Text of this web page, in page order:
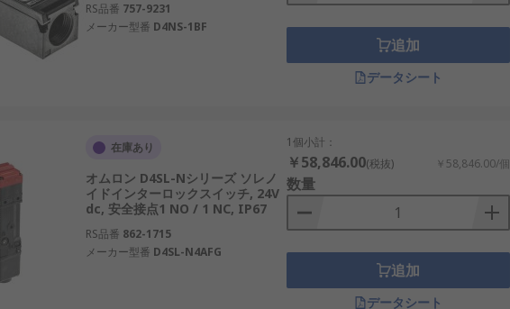
RS品番 757-9231
メーカー型番 D4NS-1BF
追加
データシート
在庫あり
オムロン D4SL-Nシリーズ ソレノ
イドインターロックスイッチ, 24V
dc, 安全接点1 NO / 1 NC, IP67
RS品番 862-1715
メーカー型番 D4SL-N4AFG
1個小計：
￥58,846.00(税抜) ￥58,846.00/個
数量
追加
データシート